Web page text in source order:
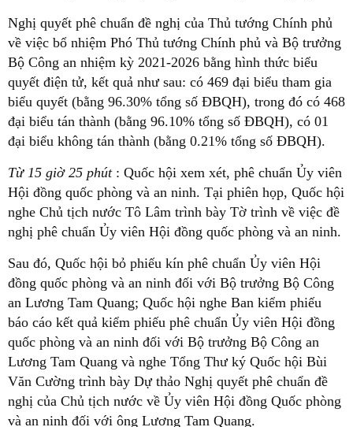
Nghị quyết phê chuẩn đề nghị của Thủ tướng Chính phủ
về việc bổ nhiệm Phó Thủ tướng Chính phủ và Bộ trưởng
Bộ Công an nhiệm kỳ 2021-2026 bằng hình thức biểu
quyết điện tử, kết quả như sau: có 469 đại biểu tham gia
biểu quyết (bằng 96.30% tổng số ĐBQH), trong đó có 468
đại biểu tán thành (bằng 96.10% tổng số ĐBQH), có 01
đại biểu không tán thành (bằng 0.21% tổng số ĐBQH).
Từ 15 giờ 25 phút : Quốc hội xem xét, phê chuẩn Ủy viên
Hội đồng quốc phòng và an ninh. Tại phiên họp, Quốc hội
nghe Chủ tịch nước Tô Lâm trình bày Tờ trình về việc đề
nghị phê chuẩn Ủy viên Hội đồng quốc phòng và an ninh.
Sau đó, Quốc hội bỏ phiếu kín phê chuẩn Ủy viên Hội
đồng quốc phòng và an ninh đối với Bộ trưởng Bộ Công
an Lương Tam Quang; Quốc hội nghe Ban kiểm phiếu
báo cáo kết quả kiểm phiếu phê chuẩn Ủy viên Hội đồng
quốc phòng và an ninh đối với Bộ trưởng Bộ Công an
Lương Tam Quang và nghe Tổng Thư ký Quốc hội Bùi
Văn Cường trình bày Dự thảo Nghị quyết phê chuẩn đề
nghị của Chủ tịch nước về Ủy viên Hội đồng Quốc phòng
và an ninh đối với ông Lương Tam Quang.